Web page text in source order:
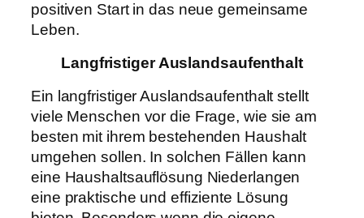
positiven Start in das neue gemeinsame
Leben.
Langfristiger Auslandsaufenthalt
Ein langfristiger Auslandsaufenthalt stellt
viele Menschen vor die Frage, wie sie am
besten mit ihrem bestehenden Haushalt
umgehen sollen. In solchen Fällen kann
eine Haushaltsauflösung Niederlangen
eine praktische und effiziente Lösung